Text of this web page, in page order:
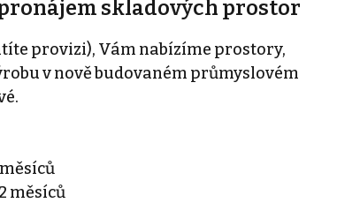
skladových prostor
provizi), Vám nabízíme prostory,
v nově budovaném průmyslovém
měsíců